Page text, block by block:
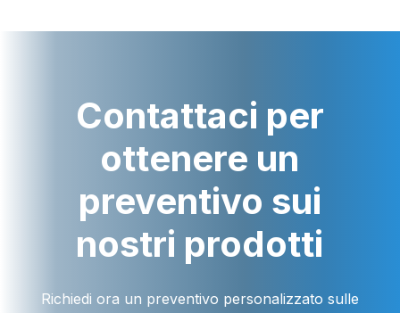
Contattaci per
ottenere un
preventivo sui
nostri prodotti
Richiedi ora un preventivo personalizzato sulle